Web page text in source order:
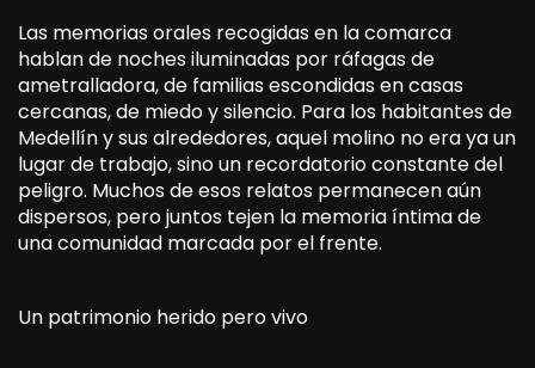
Las memorias orales recogidas en la comarca
hablan de noches iluminadas por ráfagas de
ametralladora, de familias escondidas en casas
cercanas, de miedo y silencio. Para los habitantes de
Medellín y sus alrededores, aquel molino no era ya un
lugar de trabajo, sino un recordatorio constante del
peligro. Muchos de esos relatos permanecen aún
dispersos, pero juntos tejen la memoria íntima de
una comunidad marcada por el frente.
Un patrimonio herido pero vivo